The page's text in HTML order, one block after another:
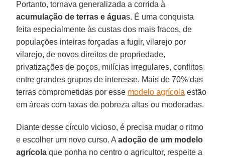
Portanto, tornava generalizada a corrida à
acumulação de terras e águas. É uma conquista
feita especialmente às custas dos mais fracos, de
populações inteiras forçadas a fugir, vilarejo por
vilarejo, de novos direitos de propriedade,
privatizações de poços, milícias irregulares, conflitos
entre grandes grupos de interesse. Mais de 70% das
terras comprometidas por esse modelo agrícola estão
em áreas com taxas de pobreza altas ou moderadas.
Diante desse círculo vicioso, é precisa mudar o ritmo
e escolher um novo curso. Aadoção de um modelo
agrícola que ponha no centro o agricultor, respeite a